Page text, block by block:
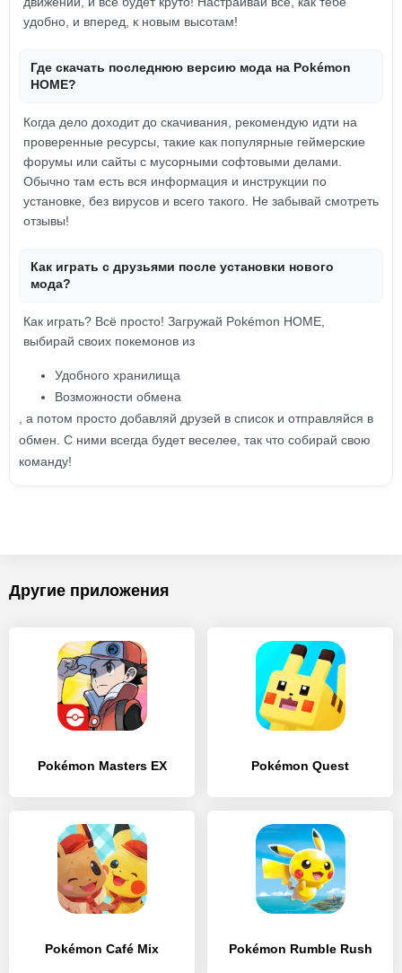
удобно, и вперед, к новым высотам!
Где скачать последнюю версию мода на Pokémon
HOME?
Когда дело доходит до скачивания, рекомендую идти на
проверенные ресурсы, такие как популярные геймерские
форумы или сайты с мусорными софтовыми делами.
Обычно там есть вся информация и инструкции по
установке, без вирусов и всего такого. Не забывай смотреть
отзывы!
Как играть с друзьями после установки нового
мода?
Как играть? Всё просто! Загружай Pokémon HOME,
выбирай своих покемонов из
Удобного хранилища
Возможности обмена
, а потом просто добавляй друзей в список и отправляйся в
обмен. С ними всегда будет веселее, так что собирай свою
команду!
Другие приложения
Pokémon Masters EX Pokémon Quest
Pokémon Café Mix Pokémon Rumble Rush